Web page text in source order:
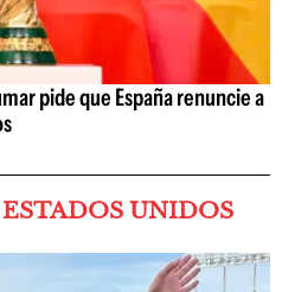
pide que España renuncie a
UNIDOS